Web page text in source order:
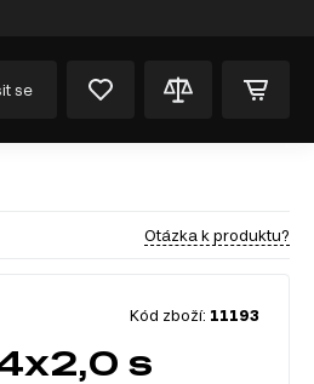
se
Otázka k produktu?
Kód zboží: 11193
s